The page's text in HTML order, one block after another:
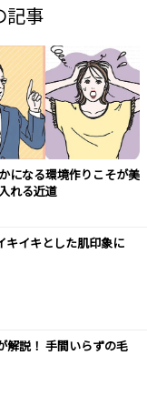
記事
になる環境作りこそが美
れる近道
キイキとした肌印象に
解説！ 手間いらずの毛